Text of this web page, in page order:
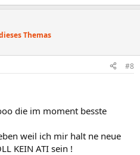
Themas
#8
die im moment besste
weil ich mir halt ne neue
KEIN ATI sein !